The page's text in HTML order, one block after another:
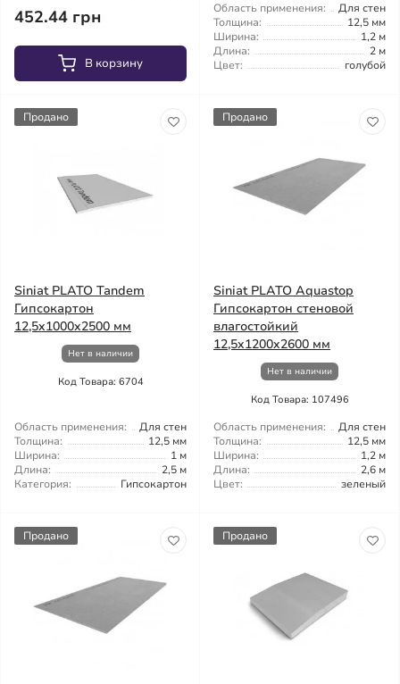
452.44 грн
В корзину
Область применения:
Для стен
Толщина:
12,5 мм
Ширина:
1,2 м
Длина:
2 м
Цвет:
голубой
Продано
Siniat PLATO Tandem
Гипсокартон
12,5x1000x2500 мм
Нет в наличии
Код Товара: 6704
Область применения:
Для стен
Толщина:
12,5 мм
Ширина:
1 м
Длина:
2,5 м
Категория:
Гипсокартон
Продано
Siniat PLATO Aquastop
Гипсокартон стеновой
влагостойкий
12,5x1200x2600 мм
Нет в наличии
Код Товара: 107496
Область применения:
Для стен
Толщина:
12,5 мм
Ширина:
1,2 м
Длина:
2,6 м
Цвет:
зеленый
Продано Продано